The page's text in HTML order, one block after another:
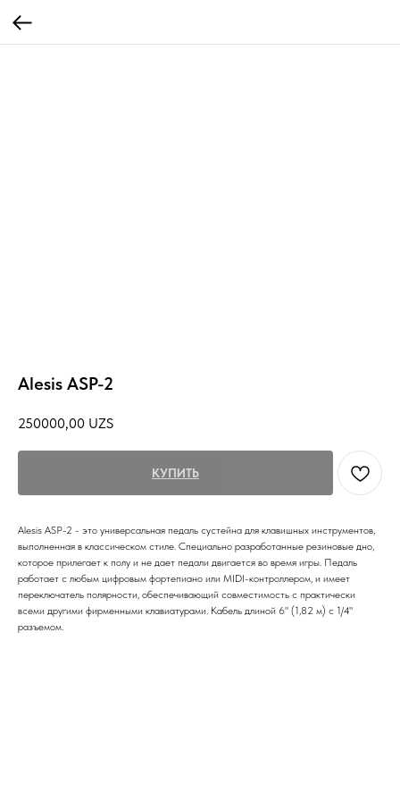
Alesis ASP-2
250000,00 UZS
КУПИТЬ
Alesis ASP-2 - это универсальная педаль сустейна для клавишных инструментов,
выполненная в классическом стиле. Специально разработанные резиновые дно,
которое прилегает к полу и не дает педали двигается во время игры. Педаль
работает с любым цифровым фортепиано или MIDI-контроллером, и имеет
переключатель полярности, обеспечивающий совместимость с практически
всеми другими фирменными клавиатурами. Кабель длиной 6" (1,82 м) с 1/4"
разъемом.